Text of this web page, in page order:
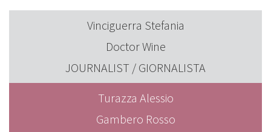
Vinciguerra Stefania
Doctor Wine
JOURNALIST / GIORNALISTA
Turazza Alessio
Gambero Rosso